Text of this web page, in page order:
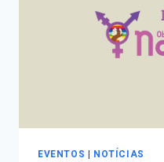
DIVULGADOS
EVENTOS | NOTÍCIAS